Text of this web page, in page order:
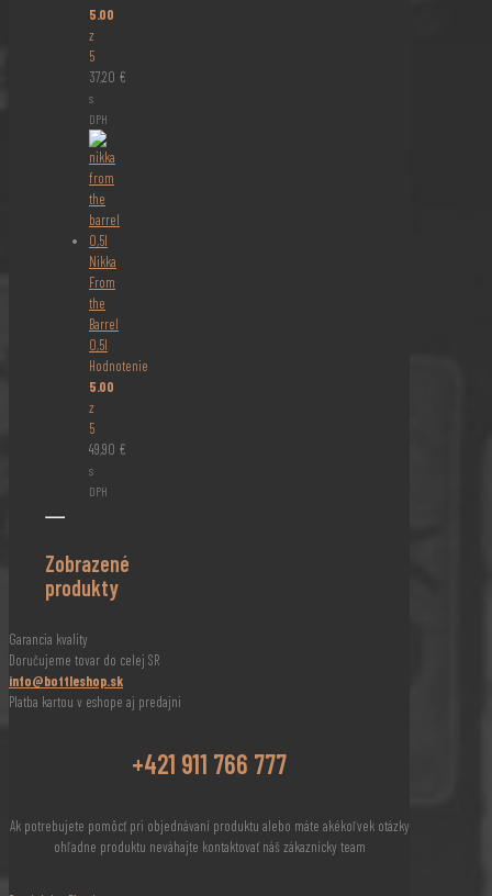
5.00
z
5
37,20 €
s
DPH
Nikka
From
the
Barrel
0,5l
Hodnotenie
5.00
z
5
49,90 €
s
DPH
Zobrazené
produkty
Garancia kvality
Doručujeme tovar do celej SR
info@bottleshop.sk
Platba kartou v eshope aj predajni
+421 911 766 777
Ak potrebujete pomôcť pri objednávaní produktu alebo máte akékoľvek otázky
ohľadne produktu neváhajte kontaktovať náš zákaznícky team